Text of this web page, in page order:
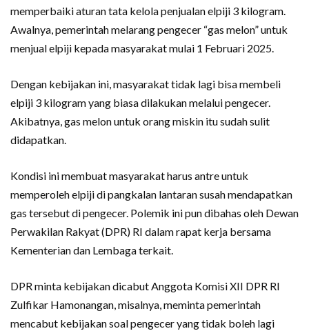
memperbaiki aturan tata kelola penjualan elpiji 3 kilogram.
Awalnya, pemerintah melarang pengecer “gas melon” untuk
menjual elpiji kepada masyarakat mulai 1 Februari 2025.
Dengan kebijakan ini, masyarakat tidak lagi bisa membeli
elpiji 3 kilogram yang biasa dilakukan melalui pengecer.
Akibatnya, gas melon untuk orang miskin itu sudah sulit
didapatkan.
Kondisi ini membuat masyarakat harus antre untuk
memperoleh elpiji di pangkalan lantaran susah mendapatkan
gas tersebut di pengecer. Polemik ini pun dibahas oleh Dewan
Perwakilan Rakyat (DPR) RI dalam rapat kerja bersama
Kementerian dan Lembaga terkait.
DPR minta kebijakan dicabut Anggota Komisi XII DPR RI
Zulfikar Hamonangan, misalnya, meminta pemerintah
mencabut kebijakan soal pengecer yang tidak boleh lagi